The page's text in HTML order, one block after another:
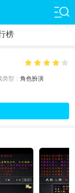
榜
类型： 角色扮演